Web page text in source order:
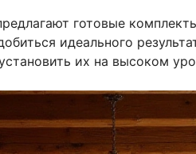
готовые
идеального
их на высоком